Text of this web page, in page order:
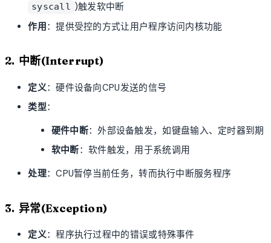
syscall )触发软中断
作用：提供受控的方式让用户程序访问内核功能
2. 中断(Interrupt)
定义：硬件设备向CPU发送的信号
类型：
硬件中断：外部设备触发，如键盘输入、定时器到期
软中断：软件触发，用于系统调用
处理：CPU暂停当前任务，转而执行中断服务程序
3. 异常(Exception)
定义：程序执行过程中的错误或特殊事件